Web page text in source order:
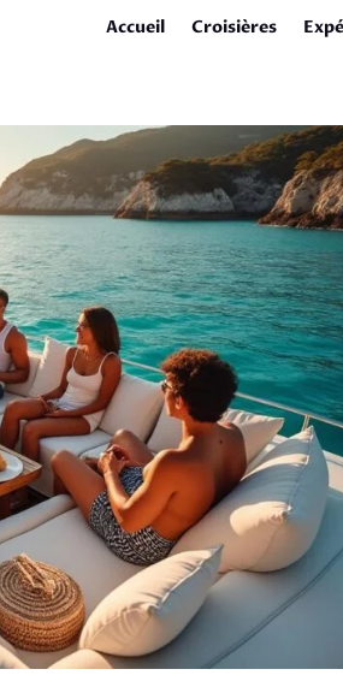
Accueil Croisières